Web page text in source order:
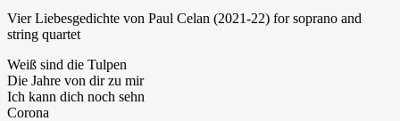
Vier Liebesgedichte von Paul Celan (2021-22) for soprano and
string quartet
Weiß sind die Tulpen
Die Jahre von dir zu mir
Ich kann dich noch sehn
Corona